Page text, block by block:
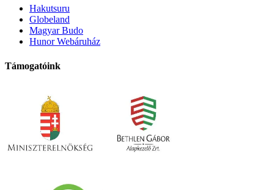
Hakutsuru
Globeland
Magyar Budo
Hunor Webáruház
Támogatóink